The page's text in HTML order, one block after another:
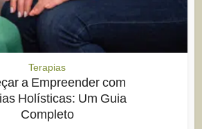
Terapias
a Empreender com
Holísticas: Um Guia
Completo